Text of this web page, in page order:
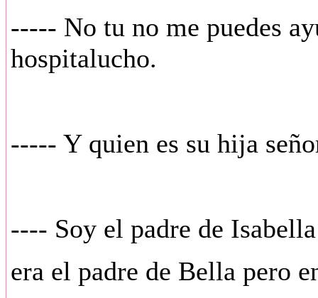
----- No tu no me puedes
hospitalucho.
----- Y quien es su hija
---- Soy el padre de
era el padre de Bella pero